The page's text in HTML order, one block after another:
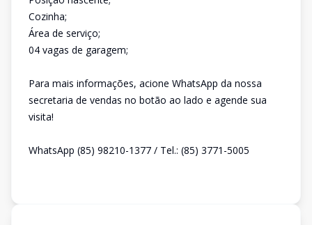
Cozinha;
Área de serviço;
04 vagas de garagem;
Para mais informações, acione WhatsApp da nossa
secretaria de vendas no botão ao lado e agende sua
visita!
WhatsApp (85) 98210-1377 / Tel.: (85) 3771-5005